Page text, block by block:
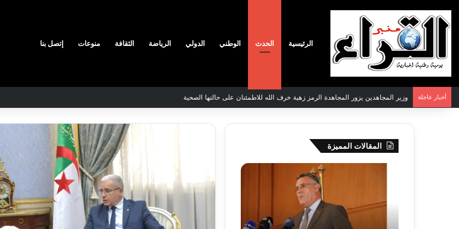
الرئيسية الحدث الوطني الدولي الرياضة الثقافة منوعات إتصل بنا
أخبار عاجلة وزير المجاهدين يزور المجاهدة الرمز زهية خرف الله للاطمئنان على حالتها الصحية
المقالات المميزة
عمل
والي
سيدي
بلعباس
يؤكد
2026-08-07